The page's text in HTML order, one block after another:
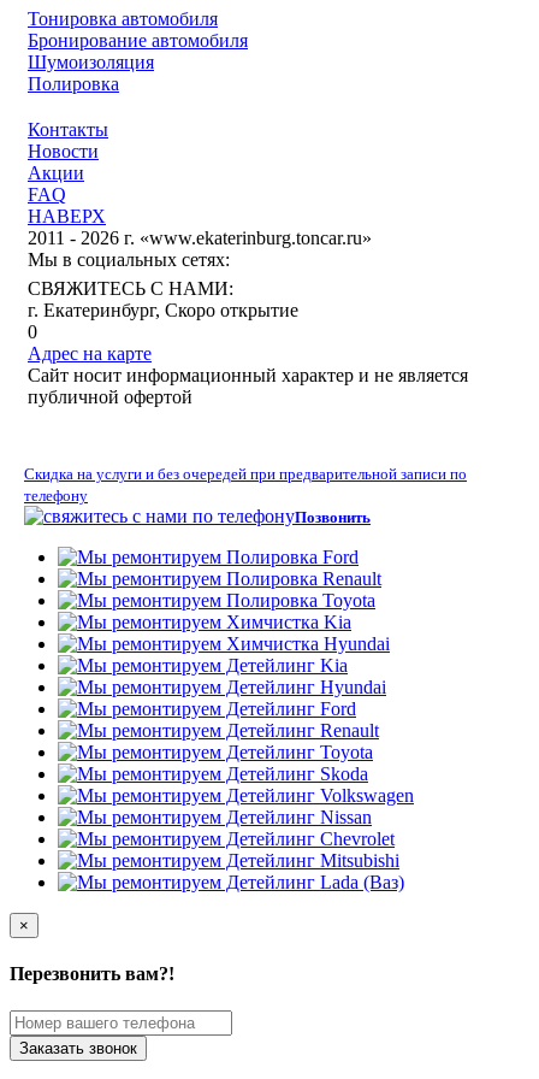
Контакты
Новости
Акции
FAQ
НАВЕРХ
2011 - 2026 г. «www.ekaterinburg.toncar.ru»
Тонировка автомобиля
Бронирование автомобиля
Шумоизоляция
Полировка
Мы в социальных сетях:
СВЯЖИТЕСЬ С НАМИ:
г. Екатеринбург, Скоро открытие
0
Адрес на карте
Сайт носит информационный характер и не является
публичной офертой
Скидка на услуги и без очередей при предварительной записи по
телефону
Позвонить
×
Перезвонить вам?!